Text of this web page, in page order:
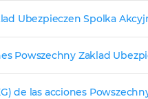
Ubezpieczen Spolka
Powszechny Zaklad
de las acciones